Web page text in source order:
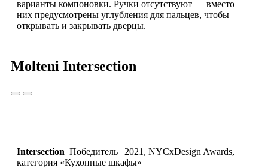
варианты компоновки. Ручки отсутствуют — вместо
них предусмотрены углубления для пальцев, чтобы
открывать и закрывать дверцы.
Molteni Intersection
Intersection Победитель | 2021, NYCxDesign Awards,
категория «Кухонные шкафы»